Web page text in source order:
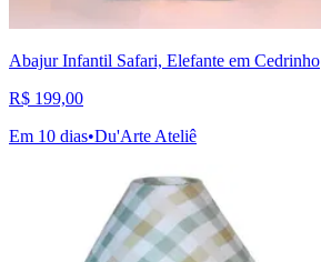
Abajur Infantil Safari, Elefante em Cedrinho
R$ 199,00
Em 10 dias•Du'Arte Ateliê